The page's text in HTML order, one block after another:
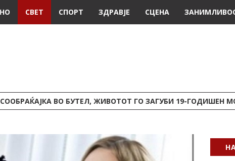
СВЕТ СПОРТ ЗДРАВЈЕ СЦЕНА
ВО БУТЕЛ, ЖИВОТОТ ГО ЗАГУБИ 19-ГОДИШЕН